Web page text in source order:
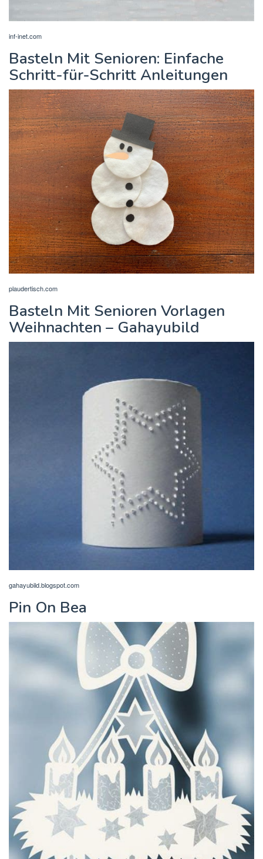
inf-inet.com
Basteln Mit Senioren: Einfache
Schritt-für-Schritt Anleitungen
plaudertisch.com
Basteln Mit Senioren Vorlagen
Weihnachten – Gahayubild
gahayubild.blogspot.com
Pin On Bea